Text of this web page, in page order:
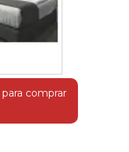
comprar